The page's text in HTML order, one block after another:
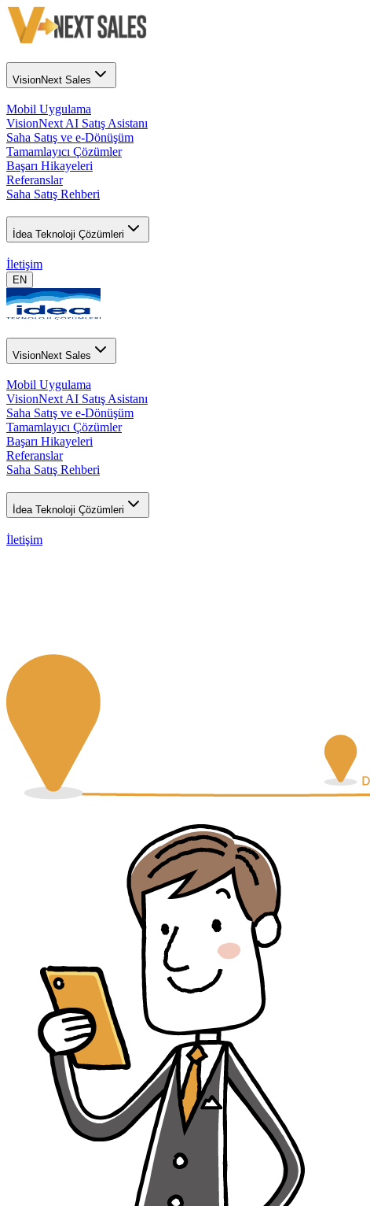
VisionNext Sales
Mobil Uygulama
VisionNext AI Satış Asistanı
Saha Satış ve e-Dönüşüm
Tamamlayıcı Çözümler
Başarı Hikayeleri
Referanslar
Saha Satış Rehberi
İdea Teknoloji Çözümleri
İletişim
EN
VisionNext Sales
Mobil Uygulama
VisionNext AI Satış Asistanı
Saha Satış ve e-Dönüşüm
Tamamlayıcı Çözümler
Başarı Hikayeleri
Referanslar
Saha Satış Rehberi
İdea Teknoloji Çözümleri
İletişim